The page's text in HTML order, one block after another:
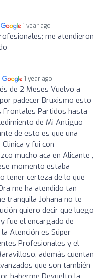
1 year ago
me atendieron
1 year ago
de 2 Meses Vuelvo a
padecer Bruxismo esto
Frontales Partidos hasta
de Mi Antiguo
de esto es que una
y fui con
mucho aca en Alicante ,
momento estaba
tener certeza de lo que
me ha atendido tan
tranquila Johana no te
quiero decir que luego
fue el encargado de
Atención es Súper
Profesionales y el
además cuentan
que son también
haberme Devuelto la